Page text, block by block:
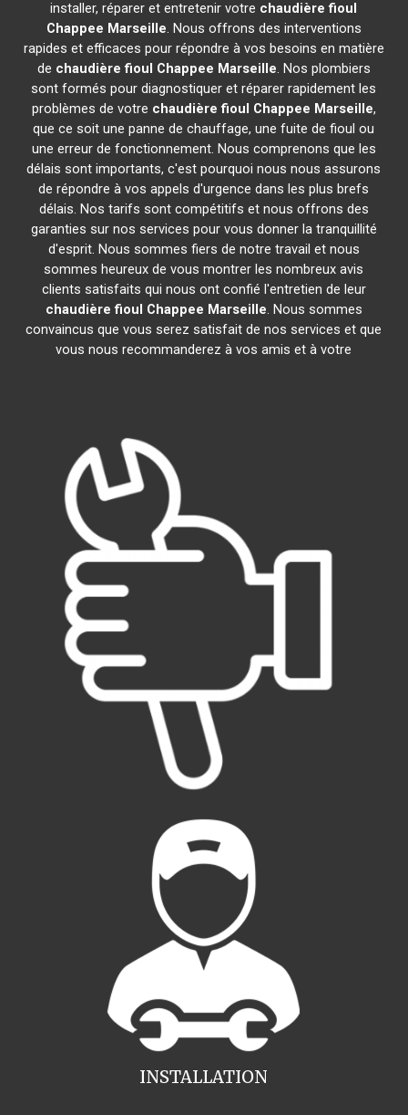
installer, réparer et entretenir votre chaudière fioul
Chappee Marseille. Nous offrons des interventions
rapides et efficaces pour répondre à vos besoins en matière
de chaudière fioul Chappee Marseille. Nos plombiers
sont formés pour diagnostiquer et réparer rapidement les
problèmes de votre chaudière fioul Chappee Marseille,
que ce soit une panne de chauffage, une fuite de fioul ou
une erreur de fonctionnement. Nous comprenons que les
délais sont importants, c'est pourquoi nous nous assurons
de répondre à vos appels d'urgence dans les plus brefs
délais. Nos tarifs sont compétitifs et nous offrons des
garanties sur nos services pour vous donner la tranquillité
d'esprit. Nous sommes fiers de notre travail et nous
sommes heureux de vous montrer les nombreux avis
clients satisfaits qui nous ont confié l'entretien de leur
chaudière fioul Chappee Marseille. Nous sommes
convaincus que vous serez satisfait de nos services et que
vous nous recommanderez à vos amis et à votre
INSTALLATION